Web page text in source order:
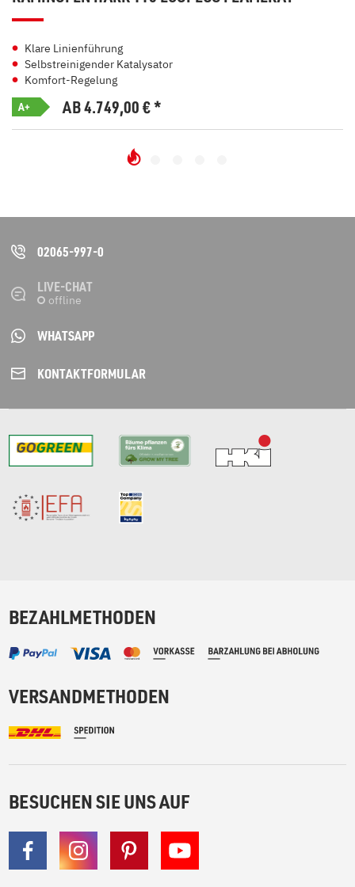
Klare Linienführung
Selbstreinigender Katalysator
Komfort-Regelung
A+ AB 4.749,00€*
02065-997-0
LIVE-CHAT
WHATSAPP
KONTAKT­FORMULAR
BEZAHLMETHODEN
VERSANDMETHODEN
BESUCHEN SIE UNS AUF